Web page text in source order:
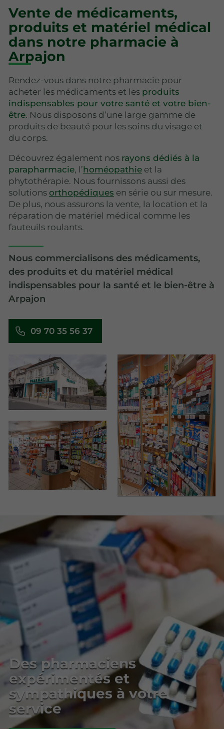
Vente de médicaments,
produits et matériel médical
dans notre pharmacie à
Arpajon
Rendez-vous dans notre pharmacie pour
acheter les médicaments et les produits
indispensables pour votre santé et votre bien-
être. Nous disposons d’une large gamme de
produits de beauté pour les soins du visage et
du corps.
Découvrez également nos rayons dédiés à la
parapharmacie, l’homéopathie et la
phytothérapie. Nous fournissons aussi des
solutions orthopédiques en série ou sur mesure.
De plus, nous assurons la vente, la location et la
réparation de matériel médical comme les
fauteuils roulants.
Nous commercialisons des médicaments,
des produits et du matériel médical
indispensables pour la santé et le bien-être à
Arpajon
09 70 35 56 37
Des pharmaciens
expérimentés et
sympathiques à votre
service